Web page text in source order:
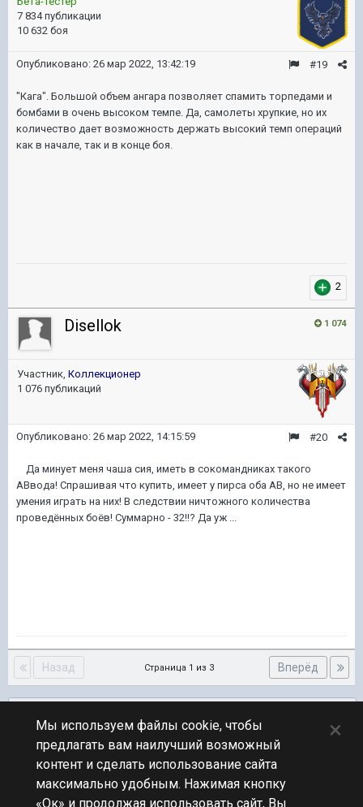
7 834 публикации
10 632 боя
#19
Опубликовано: 26 мар 2022, 13:42:19
"Кага". Большой объем ангара позволяет спамить торпедами и
бомбами в очень высоком темпе. Да, самолеты хрупкие, но их
количество дает возможность держать высокий темп операций
как в начале, так и в конце боя.
2
1 074
Disellok
Участник, Коллекционер
1 076 публикаций
#20
Опубликовано: 26 мар 2022, 14:15:59
Да минует меня чаша сия, иметь в сокомандниках такого
АВвода! Спрашивая что купить, имеет у пирса оба АВ, но не имеет
умения играть на них! В следствии ничтожного количества
проведённых боёв! Суммарно - 32!!? Да уж ...
Назад Вперёд
Страница 1 из 3
ПЕРЕЙТИ К СПИСКУ ТЕМ
Обсуждение Мира Кораблей
Мы используем файлы cookie, чтобы
предлагать вам наилучший возможный
контент и сделать использование сайта
максимально удобным. Нажимая кнопку
«Ок» и продолжая использовать сайт, Вы
×